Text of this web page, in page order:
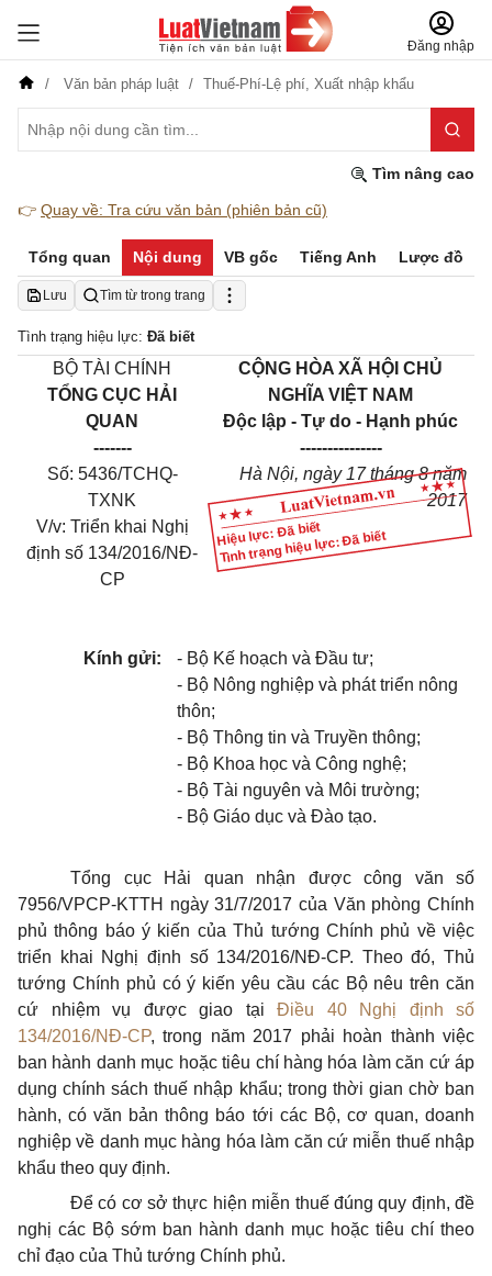
Đăng nhập
Văn bản pháp luật Thuế-Phí-Lệ phí, Xuất nhập khẩu
Tìm nâng cao
👉 Quay về: Tra cứu văn bản (phiên bản cũ)
Tổng quan Nội dung VB gốc Tiếng Anh Lược đồ
Lưu Tìm từ trong trang
Tình trạng hiệu lực: Đã biết
Hiệu lực: Đã biết
Tình trạng hiệu lực: Đã biết
BỘ TÀI CHÍNH
TỔNG CỤC HẢI
QUAN
-------
Số: 5436/TCHQ-
TXNK
V/v: Triển khai Nghị
định số 134/2016/NĐ-
CP
CỘNG HÒA XÃ HỘI CHỦ
NGHĨA VIỆT NAM
Độc lập - Tự do - Hạnh phúc
---------------
Hà Nội, ngày 17 tháng 8 năm
2017
Kính gửi:
- Bộ Kế hoạch và Đầu tư;
- Bộ Nông nghiệp và phát triển nông
thôn;
- Bộ Thông tin và Truyền thông;
- Bộ Khoa học và Công nghệ;
- Bộ Tài nguyên và Môi trường;
- Bộ Giáo dục và Đào tạo.
Tổng cục Hải quan nhận được công văn số
7956/VPCP-KTTH ngày 31/7/2017 của Văn phòng Chính
phủ thông báo ý kiến của Thủ tướng Chính phủ về việc
triển khai Nghị định số 134/2016/NĐ-CP. Theo đó, Thủ
tướng Chính phủ có ý kiến yêu cầu các Bộ nêu trên căn
cứ nhiệm vụ được giao tại Điều 40 Nghị định số
134/2016/NĐ-CP, trong năm 2017 phải hoàn thành việc
ban hành danh mục hoặc tiêu chí hàng hóa làm căn cứ áp
dụng chính sách thuế nhập khẩu; trong thời gian chờ ban
hành, có văn bản thông báo tới các Bộ, cơ quan, doanh
nghiệp về danh mục hàng hóa làm căn cứ miễn thuế nhập
khẩu theo quy định.
Để có cơ sở thực hiện miễn thuế đúng quy định, đề
nghị các Bộ sớm ban hành danh mục hoặc tiêu chí theo
chỉ đạo của Thủ tướng Chính phủ.